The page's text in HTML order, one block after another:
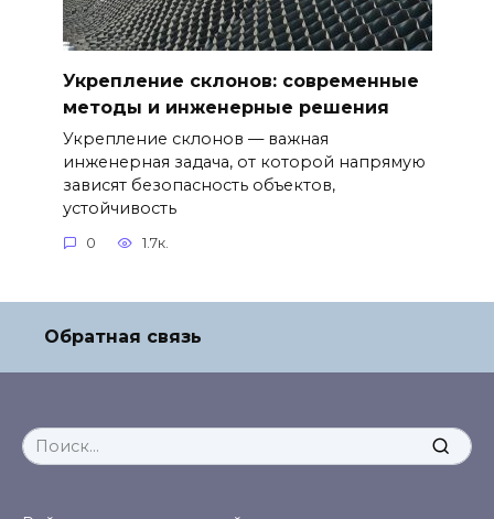
Укрепление склонов: современные
методы и инженерные решения
Укрепление склонов — важная
инженерная задача, от которой напрямую
зависят безопасность объектов,
устойчивость
0 1.7к.
Обратная связь
Search
for: